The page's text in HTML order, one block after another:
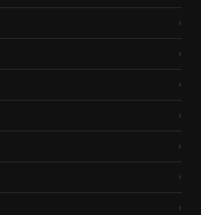
›
›
›
›
›
›
›